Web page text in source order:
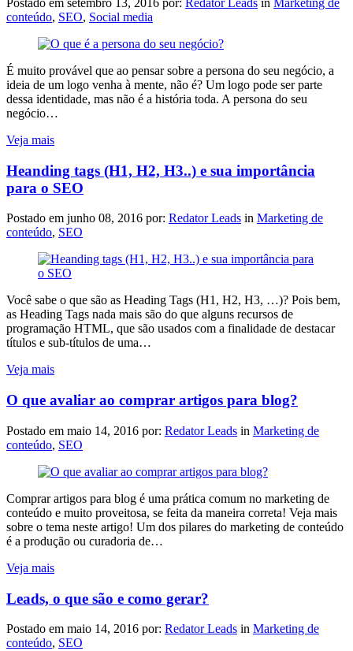
Postado em setembro 13, 2016 por: Redator Leads in Marketing de
conteúdo, SEO, Social media
É muito provável que ao pensar sobre a persona do seu negócio, a
ideia de um logo venha à mente, não é? Um logo pode ser parte
dessa identidade, mas não é a história toda. A persona do seu
negócio…
Veja mais
Heanding tags (H1, H2, H3..) e sua importância
para o SEO
Postado em junho 08, 2016 por: Redator Leads in Marketing de
conteúdo, SEO
Você sabe o que são as Heading Tags (H1, H2, H3, …)? Pois bem,
as Heading Tags nada mais são do que alguns recursos de
programação HTML, que são usados com a finalidade de destacar
títulos e sub-títulos de uma…
Veja mais
O que avaliar ao comprar artigos para blog?
Postado em maio 14, 2016 por: Redator Leads in Marketing de
conteúdo, SEO
Comprar artigos para blog é uma prática comum no marketing de
conteúdo e muito proveitosa, se feita da maneira correta! Veja mais
sobre o tema neste artigo! Um dos pilares do marketing de conteúdo
é a produção ou curadoria de…
Veja mais
Leads, o que são e como gerar?
Postado em maio 14, 2016 por: Redator Leads in Marketing de
conteúdo, SEO